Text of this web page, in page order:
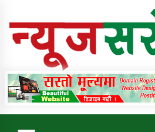
Online News Portal